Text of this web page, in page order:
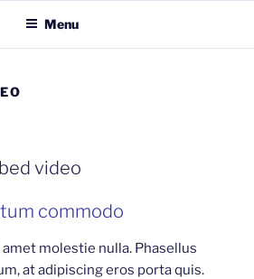
Menu
video
commodo
molestie nulla. Phasellus
at adipiscing eros porta quis.